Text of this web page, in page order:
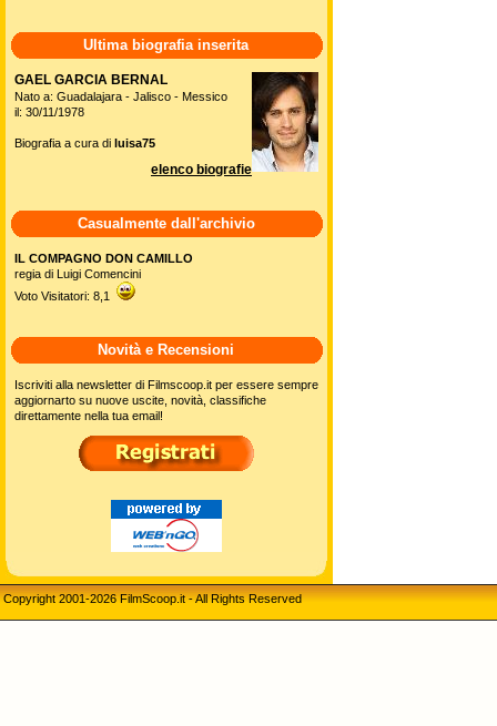
Ultima biografia inserita
GAEL GARCIA BERNAL
Nato a: Guadalajara - Jalisco - Messico
il: 30/11/1978
Biografia a cura di luisa75
elenco biografie
Casualmente dall'archivio
IL COMPAGNO DON CAMILLO
regia di Luigi Comencini
Voto Visitatori: 8,1
Novità e Recensioni
Iscriviti alla newsletter di Filmscoop.it per essere sempre
aggiornarto su nuove uscite, novità, classifiche
direttamente nella tua email!
Copyright 2001-2026 FilmScoop.it - All Rights Reserved